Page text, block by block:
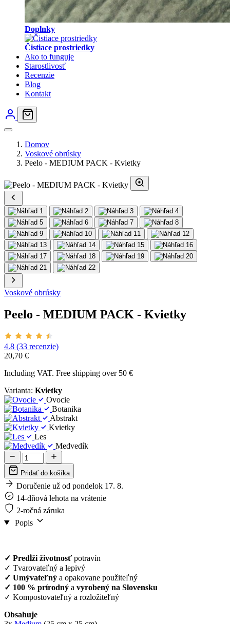
Doplnky
Čistiace prostriedky
Ako to funguje
Starostlivosť
Recenzie
Blog
Kontakt
Domov
Voskové obrúsky
Peelo - MEDIUM PACK - Kvietky
Voskové obrúsky
Peelo - MEDIUM PACK - Kvietky
4.8 (33 recenzie)
20,70 €
Including VAT. Free shipping over 50 €
Varianta: Kvietky
Ovocie
Botanika
Abstrakt
Kvietky
Les
Medvedík
Pridať do košíka
Doručenie už od pondelok 17. 8.
14-dňová lehota na vrátenie
2-ročná záruka
Popis
✓ Predĺži životnosťpotravín
✓ Tvarovateľný a lepivý
✓ Umývateľný a opakovane použiteľný
✓ 100 % prírodný a vyrobený na Slovensku
✓ Kompostovateľný a rozložiteľný
Obsahuje